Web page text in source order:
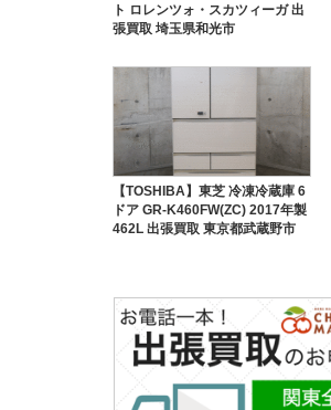
ト ロレンツォ・スカツィーガ 出
張買取 埼玉県和光市
【TOSHIBA】東芝 冷凍冷蔵庫 6
ドア GR-K460FW(ZC) 2017年製
462L 出張買取 東京都武蔵野市